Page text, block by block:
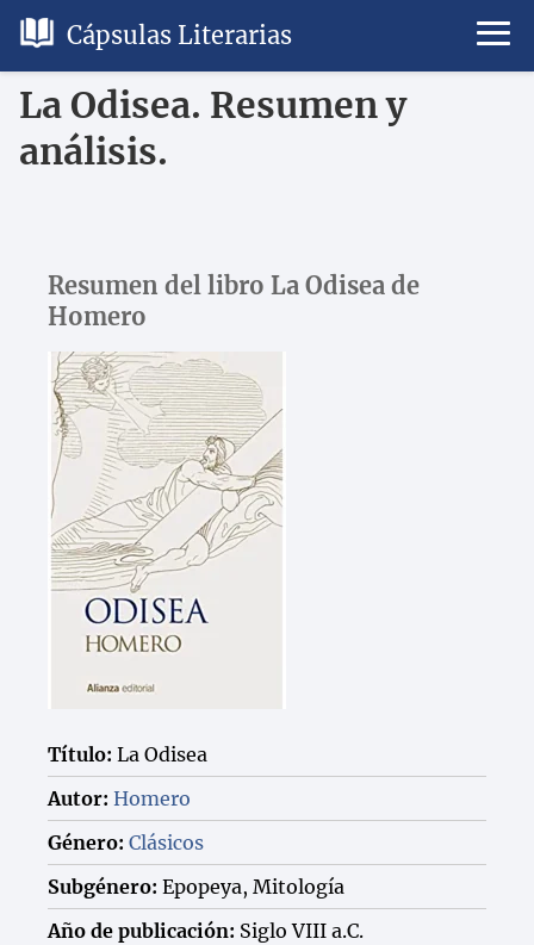
Cápsulas Literarias
La Odisea. Resumen y
análisis.
Resumen del libro La Odisea de
Homero
Título: La Odisea
Autor: Homero
Género: Clásicos
Subgénero: Epopeya, Mitología
Año de publicación: Siglo VIII a.C.